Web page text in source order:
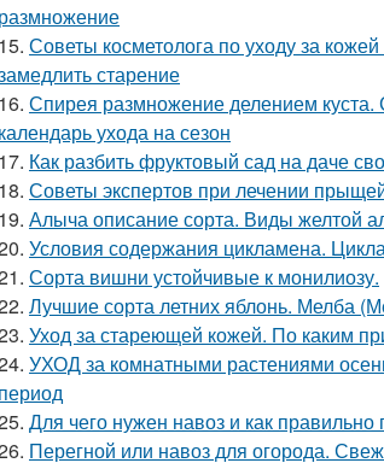
размножение
15. Советы косметолога по уходу за
старение
16. Спирея размножение делением
календарь ухода на сезон
17. Как разбить фруктовый сад на даче
18. Советы экспертов при лечении
19. Алыча описание сорта. Виды желтой
Условия содержания цикламена.
Сорта вишни устойчивые к монилиозу.
Лучшие сорта летних яблонь. Мелба
Уход за стареющей кожей. По каким
УХОД за комнатными растениями
период
Для чего нужен навоз и как правильно
Перегной или навоз для огорода.